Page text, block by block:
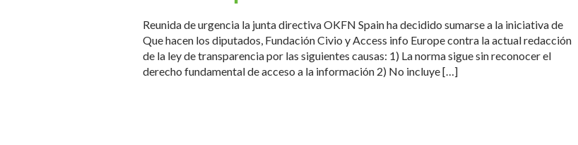
Reunida de urgencia la junta directiva OKFN Spain ha decidido sumarse a la iniciativa de
Que hacen los diputados, Fundación Civio y Access info Europe contra la actual redacción
de la ley de transparencia por las siguientes causas: 1) La norma sigue sin reconocer el
derecho fundamental de acceso a la información 2) No incluye […]